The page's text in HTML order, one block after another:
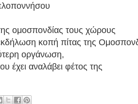
ομοσπονδίας τους χώρους
κοπή πίτας της
οργάνωση,
έχει αναλάβει φέτος της